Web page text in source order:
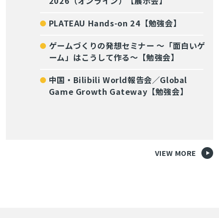
PLATEAU Hands-on 24【勉強会】
ゲームづくりの発想セミナー ～「面白いゲ
ーム」はこうして作る～【勉強会】
中国・Bilibili World報告会／Global
Game Growth Gateway【勉強会】
VIEW MORE